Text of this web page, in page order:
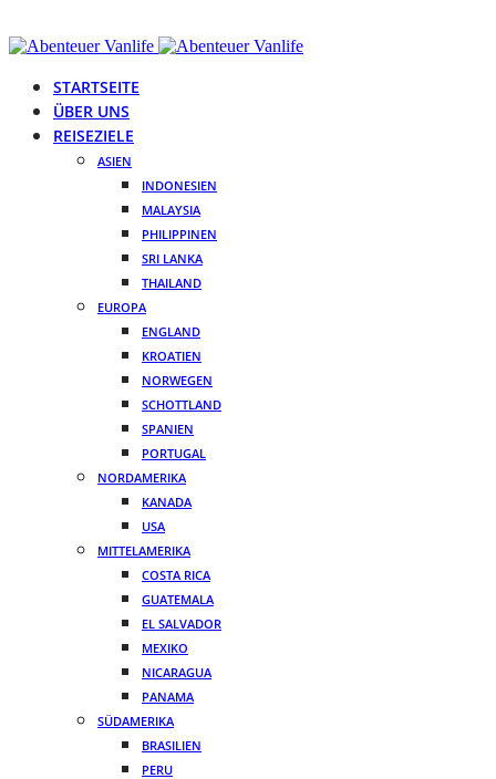
STARTSEITE
ÜBER UNS
REISEZIELE
ASIEN
INDONESIEN
MALAYSIA
PHILIPPINEN
SRI LANKA
THAILAND
EUROPA
ENGLAND
KROATIEN
NORWEGEN
SCHOTTLAND
SPANIEN
PORTUGAL
NORDAMERIKA
KANADA
USA
MITTELAMERIKA
COSTA RICA
GUATEMALA
EL SALVADOR
MEXIKO
NICARAGUA
PANAMA
SÜDAMERIKA
BRASILIEN
PERU